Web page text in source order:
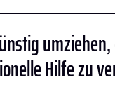
Hilfe zu